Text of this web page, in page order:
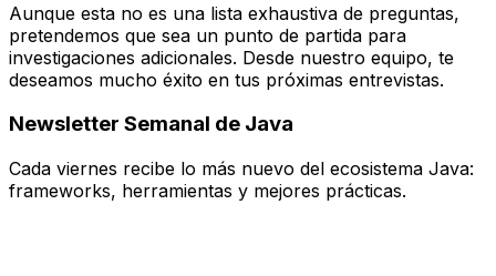
Aunque esta no es una lista exhaustiva de preguntas,
pretendemos que sea un punto de partida para
investigaciones adicionales. Desde nuestro equipo, te
deseamos mucho éxito en tus próximas entrevistas.
Newsletter Semanal de Java
Cada viernes recibe lo más nuevo del ecosistema Java:
frameworks, herramientas y mejores prácticas.